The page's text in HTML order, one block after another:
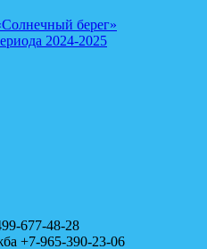
берег»
2024-2025
677-48-28
+7-965-390-23-06